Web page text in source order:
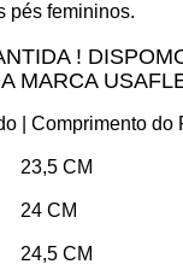
pés femininos.
!
MARCA
| Comprimento do